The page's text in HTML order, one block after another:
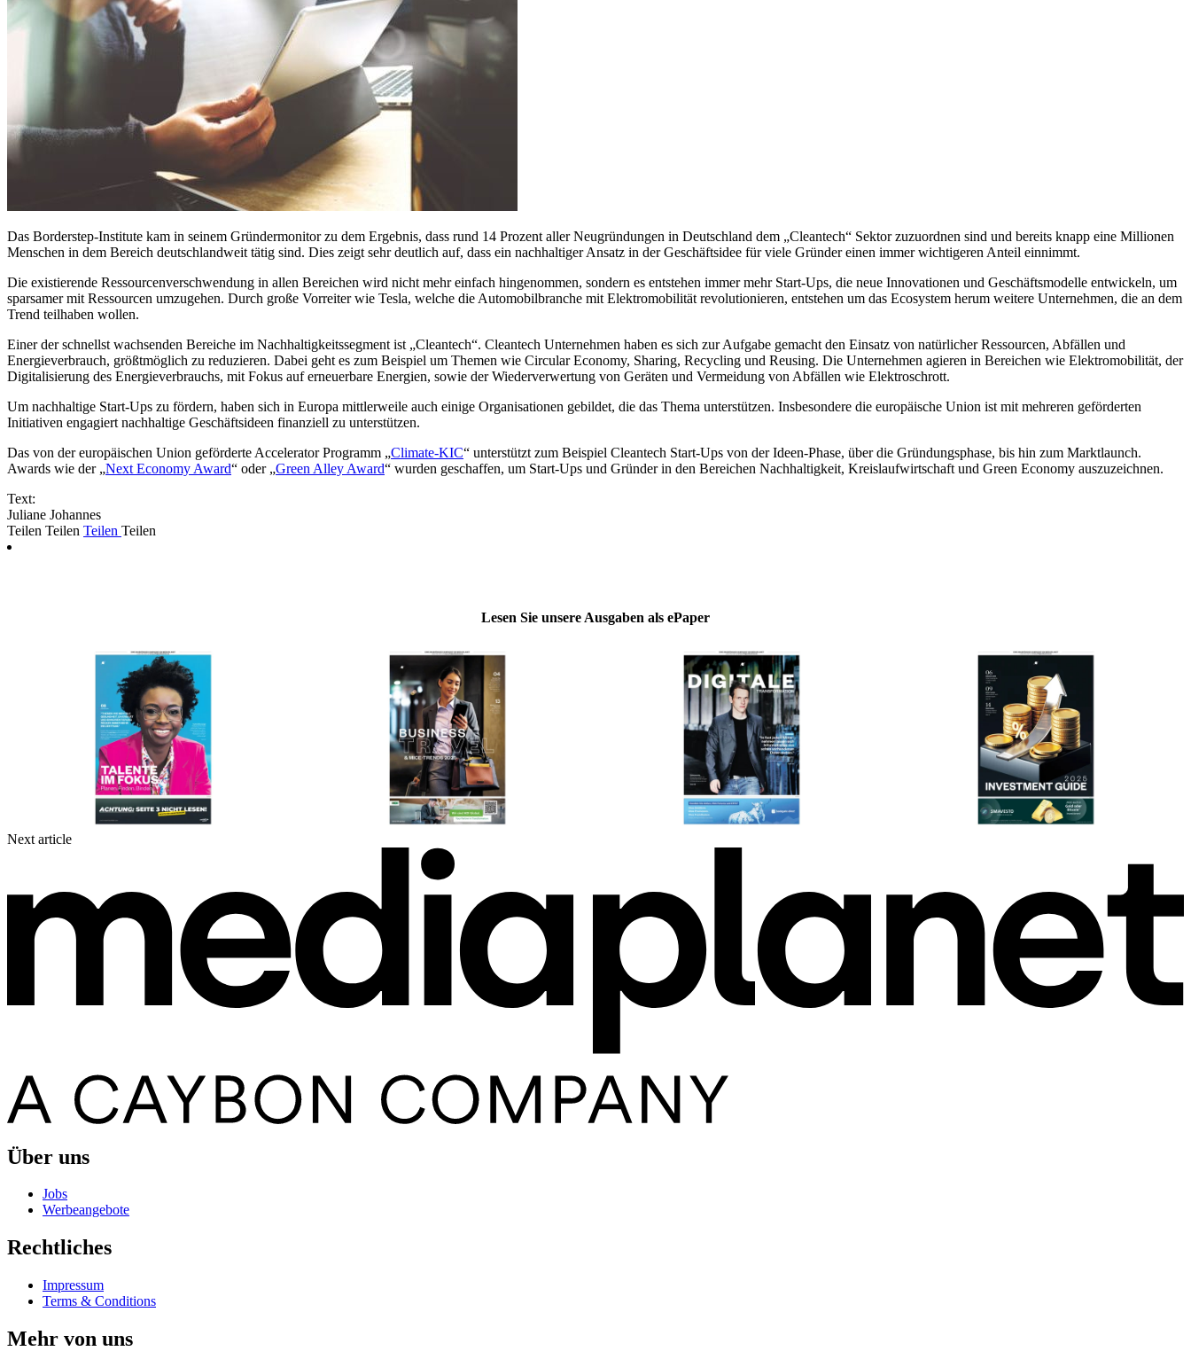
Das Borderstep-Institute kam in seinem Gründermonitor zu dem Ergebnis, dass rund 14 Prozent aller Neugründungen in Deutschland dem „Cleantech“ Sektor zuzuordnen sind und bereits knapp eine Millionen
Menschen in dem Bereich deutschlandweit tätig sind. Dies zeigt sehr deutlich auf, dass ein nachhaltiger Ansatz in der Geschäftsidee für viele Gründer einen immer wichtigeren Anteil einnimmt.
Die existierende Ressourcenverschwendung in allen Bereichen wird nicht mehr einfach hingenommen, sondern es entstehen immer mehr Start-Ups, die neue Innovationen und Geschäftsmodelle entwickeln, um
sparsamer mit Ressourcen umzugehen. Durch große Vorreiter wie Tesla, welche die Automobilbranche mit Elektromobilität revolutionieren, entstehen um das Ecosystem herum weitere Unternehmen, die an dem
Trend teilhaben wollen.
Einer der schnellst wachsenden Bereiche im Nachhaltigkeitssegment ist „Cleantech“. Cleantech Unternehmen haben es sich zur Aufgabe gemacht den Einsatz von natürlicher Ressourcen, Abfällen und
Energieverbrauch, größtmöglich zu reduzieren. Dabei geht es zum Beispiel um Themen wie Circular Economy, Sharing, Recycling und Reusing. Die Unternehmen agieren in Bereichen wie Elektromobilität, der
Digitalisierung des Energieverbrauchs, mit Fokus auf erneuerbare Energien, sowie der Wiederverwertung von Geräten und Vermeidung von Abfällen wie Elektroschrott.
Um nachhaltige Start-Ups zu fördern, haben sich in Europa mittlerweile auch einige Organisationen gebildet, die das Thema unterstützen. Insbesondere die europäische Union ist mit mehreren geförderten
Initiativen engagiert nachhaltige Geschäftsideen finanziell zu unterstützen.
Das von der europäischen Union geförderte Accelerator Programm „Climate-KIC“ unterstützt zum Beispiel Cleantech Start-Ups von der Ideen-Phase, über die Gründungsphase, bis hin zum Marktlaunch.
Awards wie der „Next Economy Award“ oder „Green Alley Award“ wurden geschaffen, um Start-Ups und Gründer in den Bereichen Nachhaltigkeit, Kreislaufwirtschaft und Green Economy auszuzeichnen.
Text:
Juliane Johannes
Teilen Teilen Teilen Teilen
Lesen Sie unsere Ausgaben als ePaper
Next article
Über uns
Jobs
Werbeangebote
Rechtliches
Impressum
Terms & Conditions
Mehr von uns